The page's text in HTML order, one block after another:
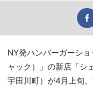
NY発ハンバーガーシ
ャック）」の新店「シ
宇田川町）が4月上旬